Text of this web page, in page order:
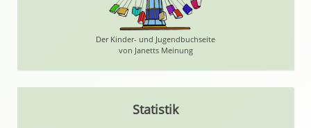
Der Kinder- und Jugendbuchseite
von Janetts Meinung
Statistik